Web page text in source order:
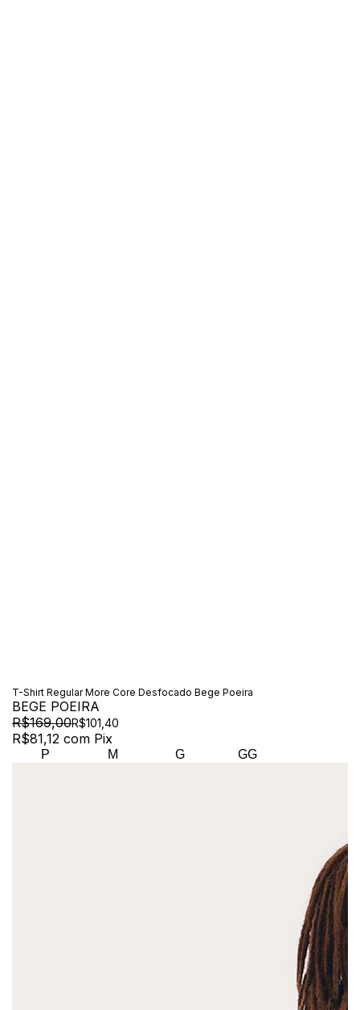
T-Shirt Regular More Core Desfocado Bege Poeira
BEGE POEIRA
R$169,00R$101,40
R$81,12 com Pix
P M G GG